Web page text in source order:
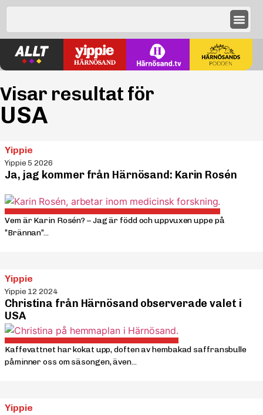
Visar resultat för
USA
Yippie
Yippie 5 2026
Ja, jag kommer från Härnösand: Karin Rosén
Vem är Karin Rosén? – Jag är född och uppvuxen uppe på
”Brännan”...
Yippie
Yippie 12 2024
Christina från Härnösand observerade valet i
USA
Kaffevattnet har kokat upp, doften av hembakad saffransbulle
påminner oss om säsongen, även...
Yippie